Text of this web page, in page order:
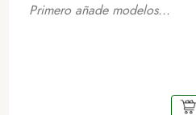
Primero añade modelos...